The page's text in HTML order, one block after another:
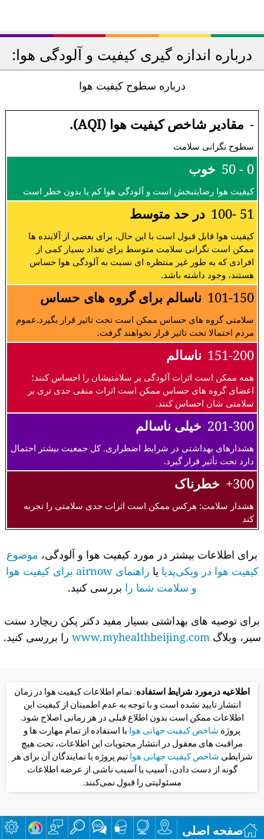
درباره اندازه گیری کیفیت و آلودگی هوا:
درباره سطوح کیفیت هوا
- مقادیر شاخص کیفیت هوا (AQI).
سطوح نگرانی سلامت
0 - 50 خوب
کیفیت هوا رضایتبخش است و آلودگی هوا کم یا بدون خطر است
51 -100 در حد متوسط
کیفیت هوا قابل قبول است با این حال، برای بعضی از آلاینده ها
ممکن است نگرانی سلامت متوسط برای تعداد بسیار کمی از
افرادی که به طور غیر منتظره ای نسبت به آلودگی هوا حساس
هستند، وجود داشته باشد.
101-150 ناسالم برای گروه های حساس
سلامتی گروه های حساس ممکن است تحت تاثیر قرار بگیرد.عموم
مردم احتمالا تحت تاثیر قرار نخواهند گرفت.
151-200 ناسالم
همه ممکن است اثرات آلودگی بر سلامتیشان را احساس کنند؛
اعضای گروه های حساس ممکن است اثرات منفی جدی تری بر
سلامتی شان احساس کنند.
201-300 خیلی ناسالم
هشدارهای بهداشتی در شرایط اضطراری. کل جمعیت بیشتر احتمال
دارد تحت تأثیر قرار گیرد.
300+ خطرناک
هشدار سلامت: هرکس ممکن است اثرات جدی سلامتی را تجربه
کند
برای اطلاعات بیشتر در مورد کیفیت هوا و آلودگی، موضوع
کیفیت هوا در ویکی‌پدیا یا
راهنمای airnow برای کیفیت هوا
و سلامت شما را بررسی کنید.
برای توصیه های بهداشتی بسیار مفید دکتر پکن ریچارد سنت
سیر، وبلاگwww.myhealthbeijing.com را بررسی کنید.
اطلاعیه درمورد شرایط استفاده: تمام اطلاعات کیفیت هوا در زمان
انتشار تایید نشده است و با توجه به عدم اطمینان از کیفیت این
اطلاعات ممکن است بدون اطلاع قبلی در هر زمانی اصلاح شود.
پروژه شاخص کیفیت جهانی هوا با استفاده از تمام مهارت ها و
مراقبت های معقول در انتشار محتویات این اطلاعات، تحت هیچ
شرایطی شاخص کیفیت جهانی هواتیم پروژه یا نمایندگان آن برای هر
گونه از دست دادن، آسیب یا آسیب ناشی از عرضه اطلاعات
مسئولیتی را قبول نمی‌کنند.
صفحه اصلی